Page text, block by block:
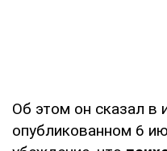
Об этом он сказал в
опубликованном 6